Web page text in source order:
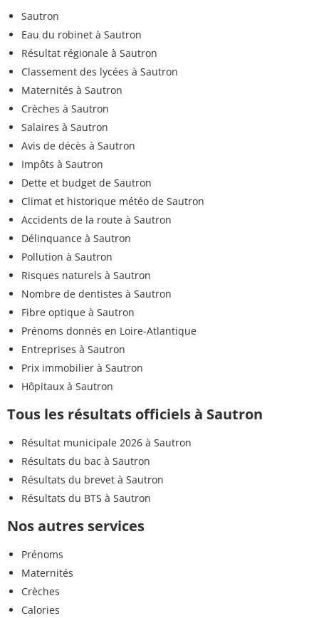
Sautron
Eau du robinet à Sautron
Résultat régionale à Sautron
Classement des lycées à Sautron
Maternités à Sautron
Crèches à Sautron
Salaires à Sautron
Avis de décès à Sautron
Impôts à Sautron
Dette et budget de Sautron
Climat et historique météo de Sautron
Accidents de la route à Sautron
Délinquance à Sautron
Pollution à Sautron
Risques naturels à Sautron
Nombre de dentistes à Sautron
Fibre optique à Sautron
Prénoms donnés en Loire-Atlantique
Entreprises à Sautron
Prix immobilier à Sautron
Hôpitaux à Sautron
Tous les résultats officiels à Sautron
Résultat municipale 2026 à Sautron
Résultats du bac à Sautron
Résultats du brevet à Sautron
Résultats du BTS à Sautron
Nos autres services
Prénoms
Maternités
Crèches
Calories